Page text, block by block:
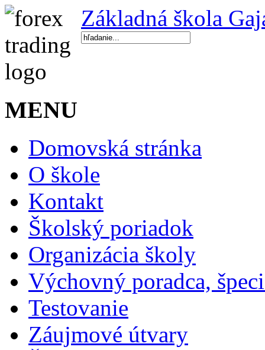
Základná škola
MENU
Domovská stránka
O škole
Kontakt
Školský poriadok
Organizácia školy
Výchovný poradca,
Testovanie
Záujmové útvary